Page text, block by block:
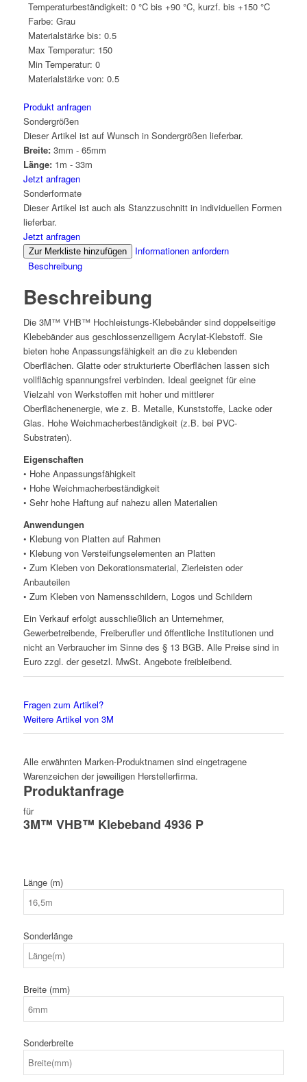
Temperaturbeständigkeit: 0 °C bis +90 °C, kurzf. bis +150 °C
Farbe: Grau
Materialstärke bis: 0.5
Max Temperatur: 150
Min Temperatur: 0
Materialstärke von: 0.5
Produkt anfragen
Sondergrößen
Dieser Artikel ist auf Wunsch in Sondergrößen lieferbar.
Breite:3mm - 65mm
Länge:1m - 33m
Jetzt anfragen
Sonderformate
Dieser Artikel ist auch als Stanzzuschnitt in individuellen Formen
lieferbar.
Jetzt anfragen
Zur Merkliste hinzufügen
Informationen anfordern
Beschreibung
Beschreibung
Die 3M™ VHB™ Hochleistungs-Klebebänder sind doppelseitige
Klebebänder aus geschlossenzelligem Acrylat-Klebstoff. Sie
bieten hohe Anpassungsfähigkeit an die zu klebenden
Oberflächen. Glatte oder strukturierte Oberflächen lassen sich
vollflächig spannungsfrei verbinden. Ideal geeignet für eine
Vielzahl von Werkstoffen mit hoher und mittlerer
Oberflächenenergie, wie z. B. Metalle, Kunststoffe, Lacke oder
Glas. Hohe Weichmacherbeständigkeit (z.B. bei PVC-
Substraten).
Eigenschaften
• Hohe Anpassungsfähigkeit
• Hohe Weichmacherbeständigkeit
• Sehr hohe Haftung auf nahezu allen Materialien
Anwendungen
• Klebung von Platten auf Rahmen
• Klebung von Versteifungselementen an Platten
• Zum Kleben von Dekorationsmaterial, Zierleisten oder
Anbauteilen
• Zum Kleben von Namensschildern, Logos und Schildern
Ein Verkauf erfolgt ausschließlich an Unternehmer,
Gewerbetreibende, Freiberufler und öffentliche Institutionen und
nicht an Verbraucher im Sinne des § 13 BGB. Alle Preise sind in
Euro zzgl. der gesetzl. MwSt. Angebote freibleibend.
Fragen zum Artikel?
Weitere Artikel von 3M
Alle erwähnten Marken-Produktnamen sind eingetragene
Warenzeichen der jeweiligen Herstellerfirma.
Produktanfrage
für
3M™ VHB™ Klebeband 4936 P
Länge (m)
Sonderlänge
Breite (mm)
Sonderbreite